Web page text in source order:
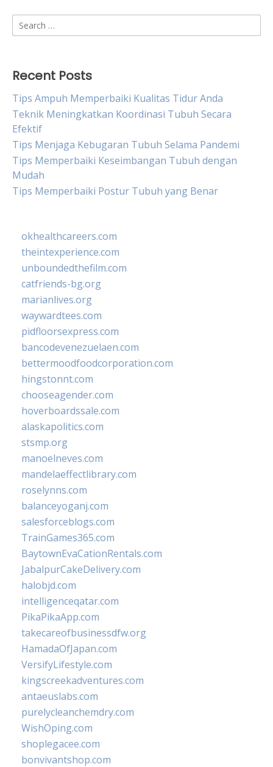
Search
for:
Recent Posts
Tips Ampuh Memperbaiki Kualitas Tidur Anda
Teknik Meningkatkan Koordinasi Tubuh Secara
Efektif
Tips Menjaga Kebugaran Tubuh Selama Pandemi
Tips Memperbaiki Keseimbangan Tubuh dengan
Mudah
Tips Memperbaiki Postur Tubuh yang Benar
okhealthcareers.com
theintexperience.com
unboundedthefilm.com
catfriends-bg.org
marianlives.org
waywardtees.com
pidfloorsexpress.com
bancodevenezuelaen.com
bettermoodfoodcorporation.com
hingstonnt.com
chooseagender.com
hoverboardssale.com
alaskapolitics.com
stsmp.org
manoelneves.com
mandelaeffectlibrary.com
roselynns.com
balanceyoganj.com
salesforceblogs.com
TrainGames365.com
BaytownEvaCationRentals.com
JabalpurCakeDelivery.com
halobjd.com
intelligenceqatar.com
PikaPikaApp.com
takecareofbusinessdfw.org
HamadaOfJapan.com
VersifyLifestyle.com
kingscreekadventures.com
antaeuslabs.com
purelycleanchemdry.com
WishOping.com
shoplegacee.com
bonvivantshop.com